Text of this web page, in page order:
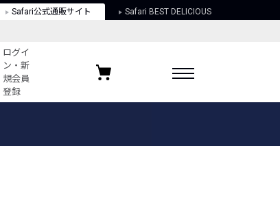
Safari公式通販サイト Safari BEST DELICIOUS
ログイ
ン・新
規会員
登録
お気に入りブランド